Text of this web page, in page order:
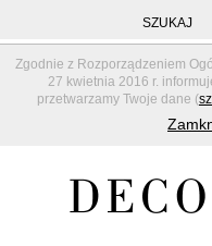
Zgodnie z Rozporządzeniem
27 kwietnia 2016 r.
przetwarzamy Twoje dane (
SZUKAJ